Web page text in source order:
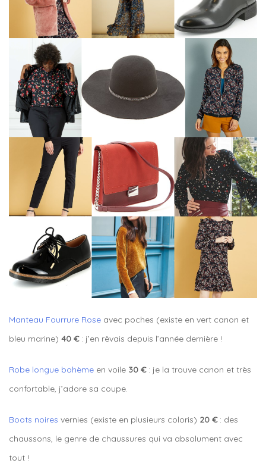
Manteau Fourrure Rose avec poches (existe en vert canon et
bleu marine) 40 €: j’en rêvais depuis l’année dernière !
Robe longue bohème en voile 30 €: je la trouve canon et très
confortable, j’adore sa coupe.
Boots noires vernies (existe en plusieurs coloris) 20 € : des
chaussons, le genre de chaussures qui va absolument avec
tout !